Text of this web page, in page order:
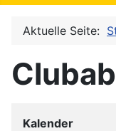
Aktuelle Seite:
Kalender